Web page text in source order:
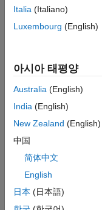
객체는 임의 유형의
구성된 배열일 수
지정합니다.
t = subtitle( ___
부제목을 만든 후에
속성 목록은
예제
예제
Italia (Italiano)
Luxembourg (English)
아시아 태평양
Australia (English)
India (English)
New Zealand (English)
中国
简体中文
English
日本 (日本語)